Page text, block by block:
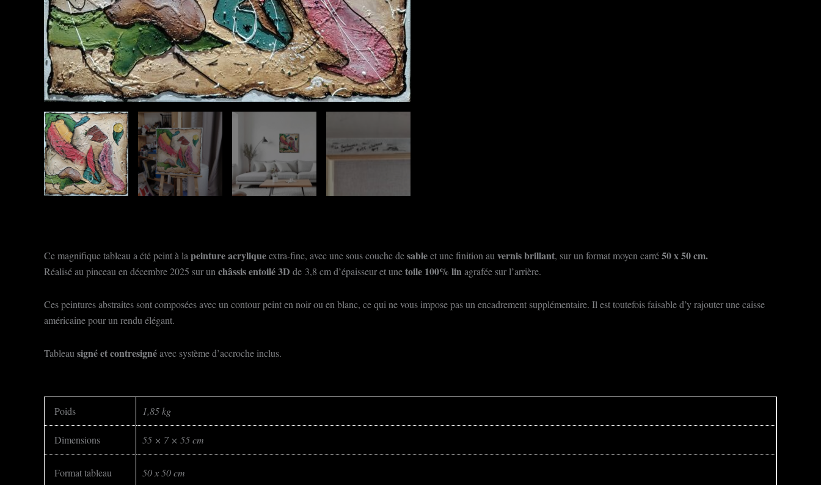
Ce magnifique tableau a été peint à la peinture acryliqueextra-fine, avec une sous couche desableet une finition au vernis brillant, sur un format moyen carré50 x 50 cm.
Réalisé au pinceau en décembre 2025 sur un châssis entoilé 3D de 3,8 cm d’épaisseur et unetoile 100% linagrafée sur l’arrière.
Ces peintures abstraites sont composées avec un contour peint en noir ou en blanc, ce qui ne vous impose pas un encadrement supplémentaire. Il est toutefois faisable d’y rajouter une caisse
américaine pour un rendu élégant.
Tableau signé etcontresignéavec système d’accroche inclus.
Poids 1,85 kg
Dimensions 55 × 7 × 55 cm
Format tableau 50 x 50 cm